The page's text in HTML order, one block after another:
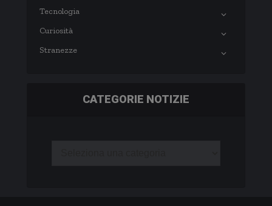
Tecnologia
Curiosità
Stranezze
CATEGORIE NOTIZIE